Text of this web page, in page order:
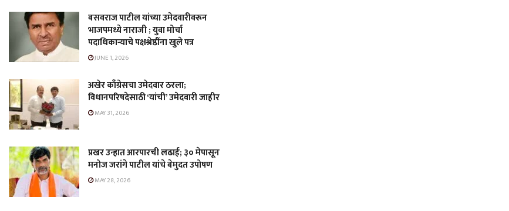
बसवराज पाटील यांच्या उमेदवारीवरून
भाजपमध्ये नाराजी ; युवा मोर्चा
पदाधिकाऱ्याचे पक्षश्रेष्ठींना खुले पत्र
JUNE 1, 2026
अखेर काँग्रेसचा उमेदवार ठरला;
विधानपरिषदेसाठी ‘यांची’ उमेदवारी जाहीर
MAY 31, 2026
प्रखर उन्हात आरपारची लढाई; ३० मेपासून
मनोज जरांगे पाटील यांचे बेमुदत उपोषण
MAY 28, 2026